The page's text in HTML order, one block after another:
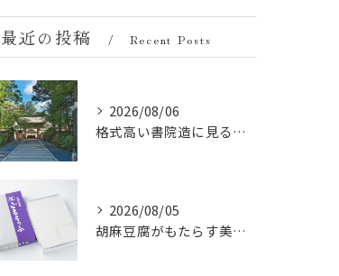
最近の投稿 Recent Posts
2026/08/06
格式高い書院造に見る金剛峯寺の中世から近世への変遷
2026/08/05
胡麻豆腐がもたらす美肌の秘密：ビタミンEと抗酸化成分の力